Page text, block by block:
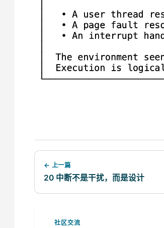
← 上一篇
20 中断不是干扰，而是设计
社区交流